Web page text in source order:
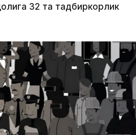
32 та тадбиркорлик